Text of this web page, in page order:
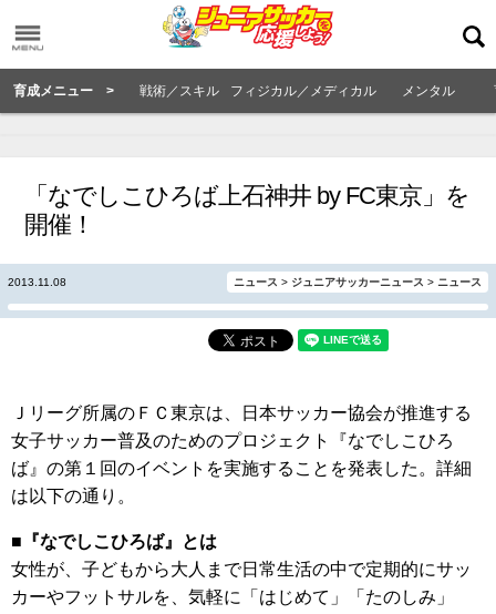
育成メニュー > 戦術／スキル フィジカル／メディカル メンタル
「なでしこひろば上石神井 by FC東京」を
開催！
2013.11.08 ニュース > ジュニアサッカーニュース > ニュース
Ｊリーグ所属のＦＣ東京は、日本サッカー協会が推進する
女子サッカー普及のためのプロジェクト『なでしこひろ
ば』の第１回のイベントを実施することを発表した。詳細
は以下の通り。
■『なでしこひろば』とは
女性が、子どもから大人まで日常生活の中で定期的にサッ
カーやフットサルを、気軽に「はじめて」「たのしみ」